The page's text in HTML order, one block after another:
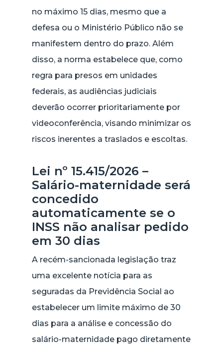
no máximo 15 dias, mesmo que a
defesa ou o Ministério Público não se
manifestem dentro do prazo. Além
disso, a norma estabelece que, como
regra para presos em unidades
federais, as audiências judiciais
deverão ocorrer prioritariamente por
videoconferência, visando minimizar os
riscos inerentes a traslados e escoltas.
Lei nº 15.415/2026 –
Salário-maternidade será
concedido
automaticamente se o
INSS não analisar pedido
em 30 dias
A recém-sancionada legislação traz
uma excelente notícia para as
seguradas da Previdência Social ao
estabelecer um limite máximo de 30
dias para a análise e concessão do
salário-maternidade pago diretamente